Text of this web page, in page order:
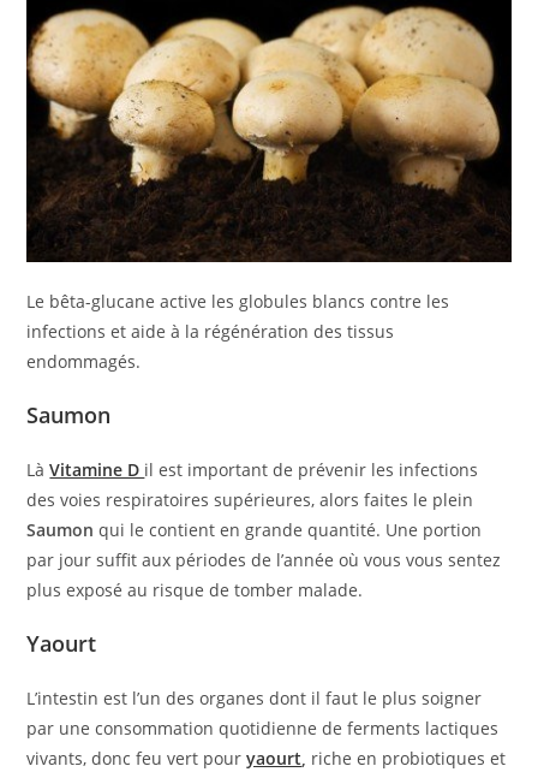
Le bêta-glucane active les globules blancs contre les
infections et aide à la régénération des tissus
endommagés.
Saumon
LàVitamine D il est important de prévenir les infections
des voies respiratoires supérieures, alors faites le plein
Saumonqui le contient en grande quantité. Une portion
par jour suffit aux périodes de l’année où vous vous sentez
plus exposé au risque de tomber malade.
Yaourt
L’intestin est l’un des organes dont il faut le plus soigner
par une consommation quotidienne de ferments lactiques
vivants, donc feu vert pouryaourt, riche en probiotiques et